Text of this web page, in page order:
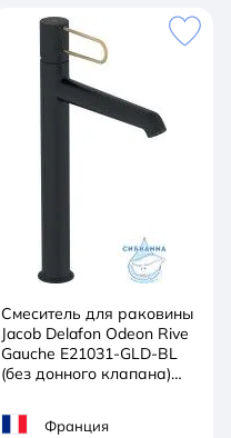
Смеситель для раковины
Jacob Delafon Odeon Rive
Gauche E21031-GLD-BL
(без донного клапана)
Франция